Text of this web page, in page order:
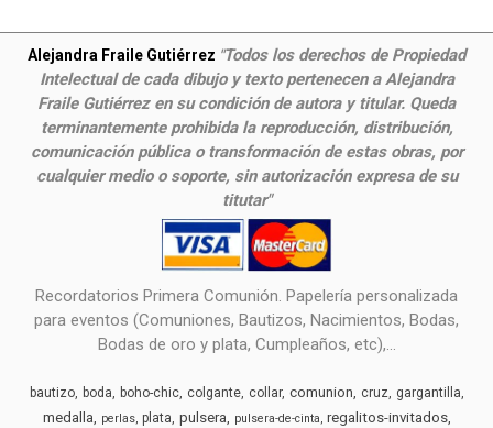
Alejandra Fraile Gutiérrez "Todos los derechos de Propiedad
Intelectual de cada dibujo y texto pertenecen a Alejandra
Fraile Gutiérrez en su condición de autora y titular. Queda
terminantemente prohibida la reproducción, distribución,
comunicación pública o transformación de estas obras, por
cualquier medio o soporte, sin autorización expresa de su
titutar"
Recordatorios Primera Comunión. Papelería personalizada
para eventos (Comuniones, Bautizos, Nacimientos, Bodas,
Bodas de oro y plata, Cumpleaños, etc),...
bautizo boda boho-chic colgante collar comunion cruz gargantilla
medalla perlas plata pulsera pulsera-de-cinta regalitos-invitados